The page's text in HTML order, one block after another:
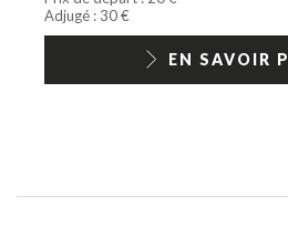
Adjugé : 30 €
EN SAVOIR